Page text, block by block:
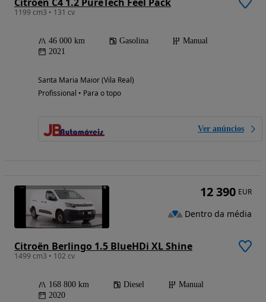
1199 cm3 • 131 cv
46 000 km Gasolina
Manual
2021
Santa Maria Maior (Vila Real)
Profissional • Para o topo
Ver anúncios
Citroën Berlingo 1.5 BlueHDi XL Shine
1499 cm3 • 102 cv
168 800 km Diesel
Manual
2020
12 390 EUR
Dentro da média